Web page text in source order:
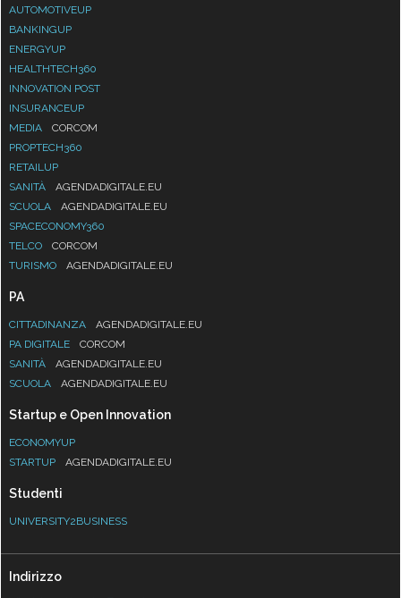
AUTOMOTIVEUP
BANKINGUP
ENERGYUP
HEALTHTECH360
INNOVATION POST
INSURANCEUP
MEDIA
CORCOM
PROPTECH360
RETAILUP
SANITÀ
AGENDADIGITALE.EU
SCUOLA
AGENDADIGITALE.EU
SPACECONOMY360
TELCO
CORCOM
TURISMO
AGENDADIGITALE.EU
PA
CITTADINANZA
AGENDADIGITALE.EU
PA DIGITALE
CORCOM
SANITÀ
AGENDADIGITALE.EU
SCUOLA
AGENDADIGITALE.EU
Startup e Open Innovation
ECONOMYUP
STARTUP
AGENDADIGITALE.EU
Studenti
UNIVERSITY2BUSINESS
Indirizzo